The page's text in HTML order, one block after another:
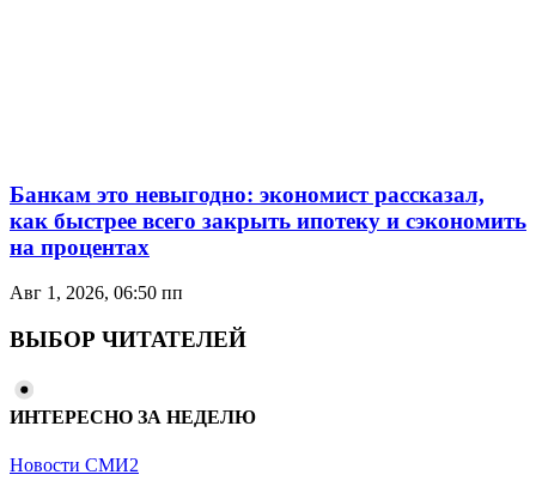
Банкам это невыгодно: экономист рассказал,
как быстрее всего закрыть ипотеку и сэкономить
на процентах
Авг 1, 2026, 06:50 пп
ВЫБОР ЧИТАТЕЛЕЙ
ИНТЕРЕСНО ЗА НЕДЕЛЮ
Новости СМИ2